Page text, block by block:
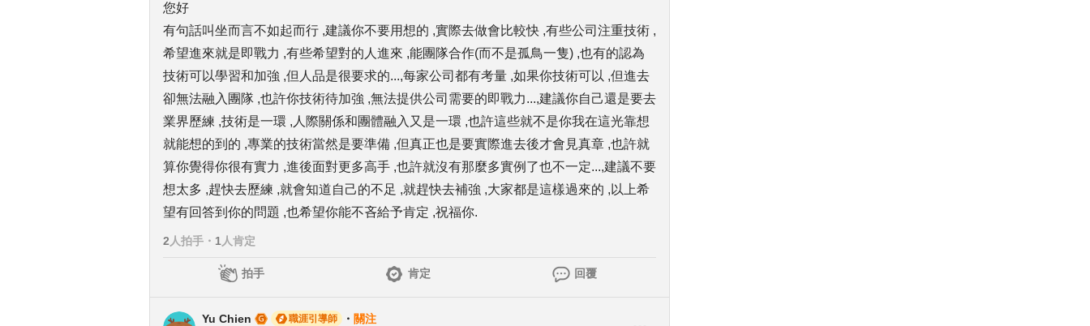
您好
有句話叫坐而言不如起而行 ,建議你不要用想的 ,實際去做會比較快 ,有些公司注重技術 ,
希望進來就是即戰力 ,有些希望對的人進來 ,能團隊合作(而不是孤鳥一隻) ,也有的認為
技術可以學習和加強 ,但人品是很要求的...,每家公司都有考量 ,如果你技術可以 ,但進去
卻無法融入團隊 ,也許你技術待加強 ,無法提供公司需要的即戰力...,建議你自己還是要去
業界歷練 ,技術是一環 ,人際關係和團體融入又是一環 ,也許這些就不是你我在這光靠想
就能想的到的 ,專業的技術當然是要準備 ,但真正也是要實際進去後才會見真章 ,也許就
算你覺得你很有實力 ,進後面對更多高手 ,也許就沒有那麼多實例了也不一定...,建議不要
想太多 ,趕快去歷練 ,就會知道自己的不足 ,就趕快去補強 ,大家都是這樣過來的 ,以上希
望有回答到你的問題 ,也希望你能不吝給予肯定 ,祝福你.
2 人拍手 ・ 1 人肯定
拍手 肯定 回覆
Yu Chien 職涯引導師 ・ 關注